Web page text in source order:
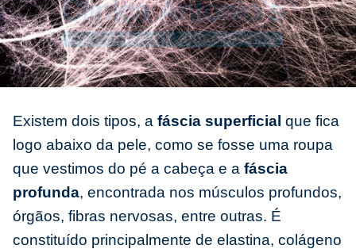
Existem dois tipos, a fáscia superficial que fica
logo abaixo da pele, como se fosse uma roupa
que vestimos do pé a cabeça e a fáscia
profunda, encontrada nos músculos profundos,
órgãos, fibras nervosas, entre outras. É
constituído principalmente de elastina, colágeno